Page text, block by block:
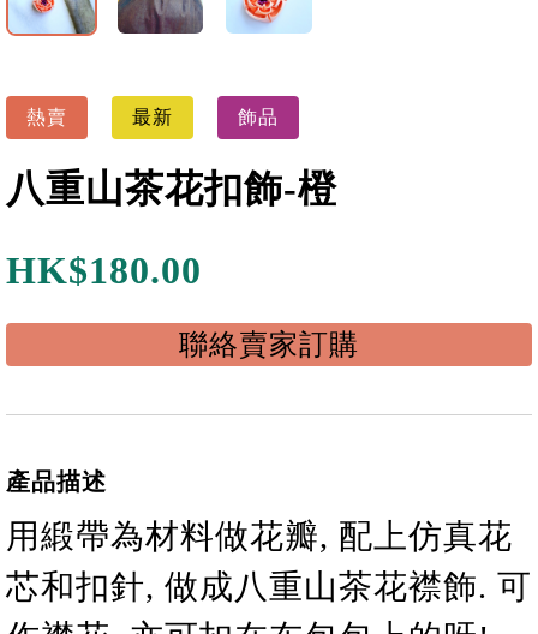
熱賣 最新 飾品
八重山茶花扣飾-橙
HK$180.00
聯絡賣家訂購
產品描述
用緞帶為材料做花瓣, 配上仿真花
芯和扣針, 做成八重山茶花襟飾. 可